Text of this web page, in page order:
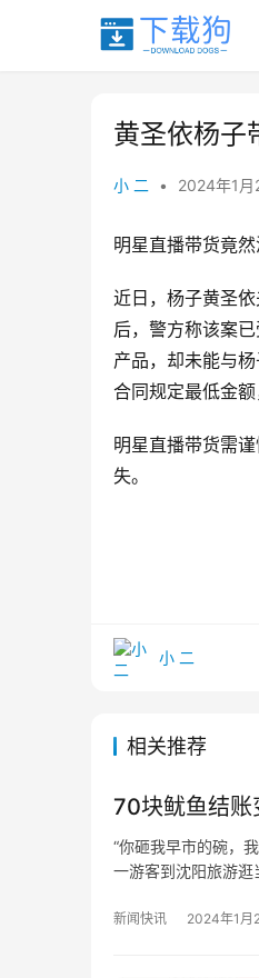
黄圣依杨子
小 二 • 2024年1
明星直播带货竟
近日，杨子黄圣
后，警方称该案
产品，却未能与
合同规定最低金
明星直播带货需
失。
小 二
相关推荐
70块鱿鱼结账
“你砸我早市的碗，
一游客到沈阳旅游
新闻快讯 2024年1月